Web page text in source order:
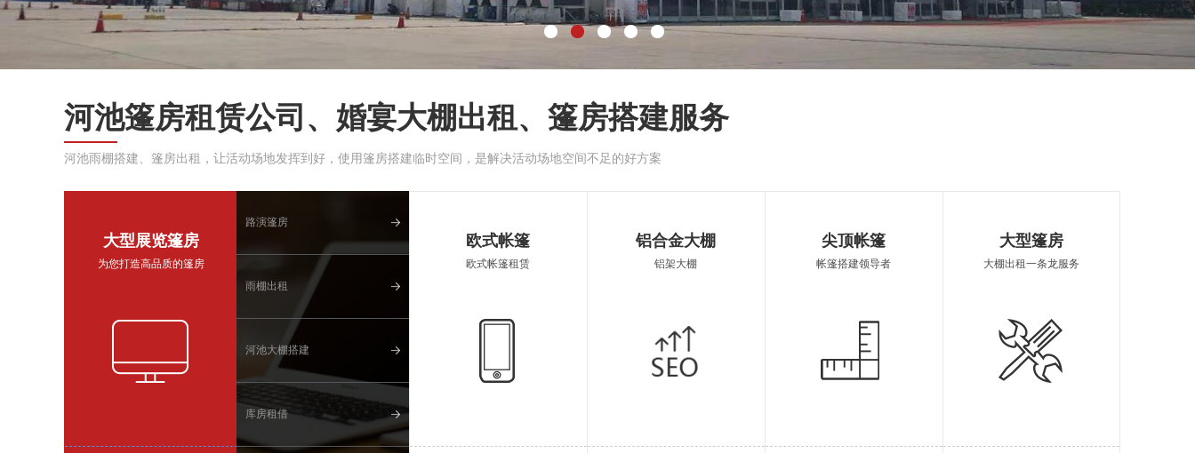
河池篷房租赁公司、婚宴大棚出租、篷房搭建服务
河池雨棚搭建、篷房出租，让活动场地发挥到好，使用篷房搭建临时空间，是解决活动场地空间不足的好方案
大型展览篷房
为您打造高品质的篷房
路演篷房
雨棚出租
河池大棚搭建
库房租借
欧式帐篷
欧式帐篷租赁
铝合金大棚
铝架大棚
尖顶帐篷
帐篷搭建领导者
河池遮阳雨棚
大型篷房
大棚出租一条龙服务